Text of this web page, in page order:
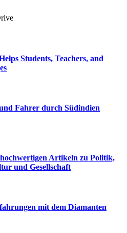
Students, Teachers, and
Fahrer durch Südindien
Artikeln zu Politik,
und Gesellschaft
mit dem Diamanten